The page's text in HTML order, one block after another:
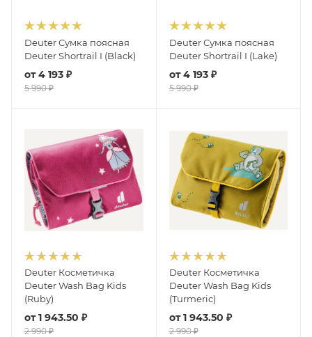
Deuter Сумка поясная
Deuter Shortrail I (Black)
от4 193 ₽
5 990 ₽
Deuter Сумка поясная
Deuter Shortrail I (Lake)
от4 193 ₽
5 990 ₽
Deuter Косметичка
Deuter Wash Bag Kids
(Ruby)
от1 943.50 ₽
2 990 ₽
Deuter Косметичка
Deuter Wash Bag Kids
(Turmeric)
от1 943.50 ₽
2 990 ₽